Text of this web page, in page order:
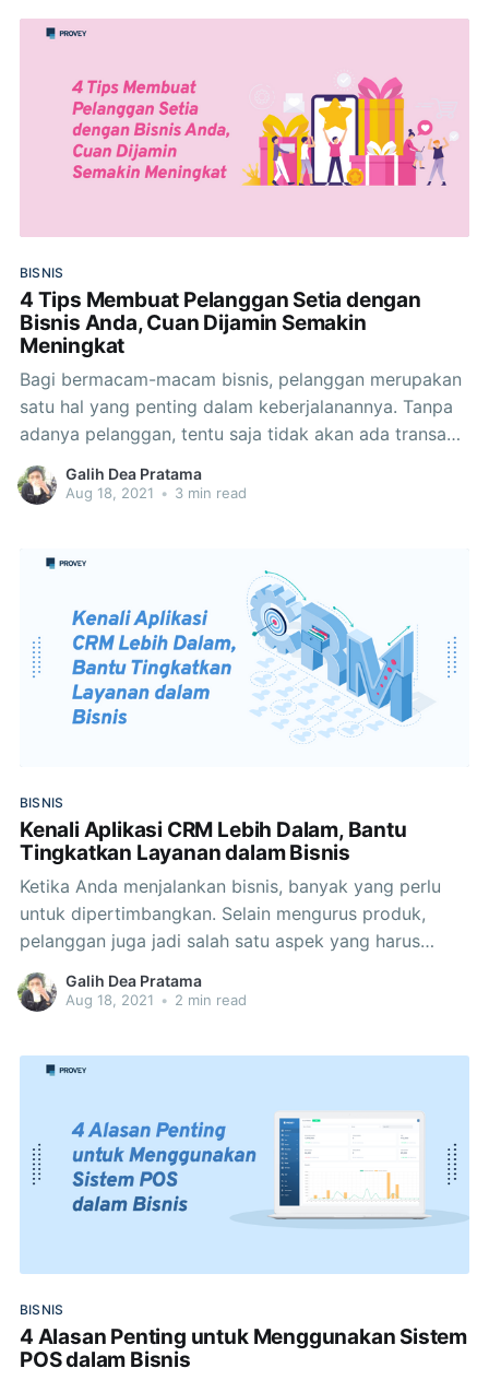
BISNIS
4 Tips Membuat Pelanggan Setia dengan
Bisnis Anda, Cuan Dijamin Semakin
Meningkat
Bagi bermacam-macam bisnis, pelanggan merupakan
satu hal yang penting dalam keberjalanannya. Tanpa
adanya pelanggan, tentu saja tidak akan ada transaksi
yang terjadi pada bisnis yang sedang Anda jalankan
tersebut, entah berupa bisnis atau perorangan. Oleh
strategi
Galih Dea Pratama
Aug 18, 2021 • 3 min read
BISNIS
Kenali Aplikasi CRM Lebih Dalam, Bantu
Tingkatkan Layanan dalam Bisnis
Ketika Anda menjalankan bisnis, banyak yang perlu
untuk dipertimbangkan. Selain mengurus produk,
pelanggan juga jadi salah satu aspek yang harus
diperhatikan supaya usaha bisa berjalan dalam jangka
panjang. Untuk membantu hal tersebut, ada aplikasi
merupakan satu dari sekian
Galih Dea Pratama
Aug 18, 2021 • 2 min read
BISNIS
4 Alasan Penting untuk Menggunakan Sistem
POS dalam Bisnis